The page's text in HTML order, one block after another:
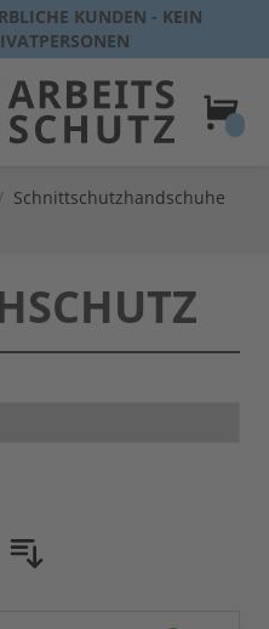
KUNDEN - KEIN
/ Schnittschutzhandschuhe